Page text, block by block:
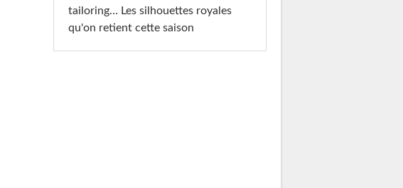
tailoring… Les silhouettes royales
qu'on retient cette saison